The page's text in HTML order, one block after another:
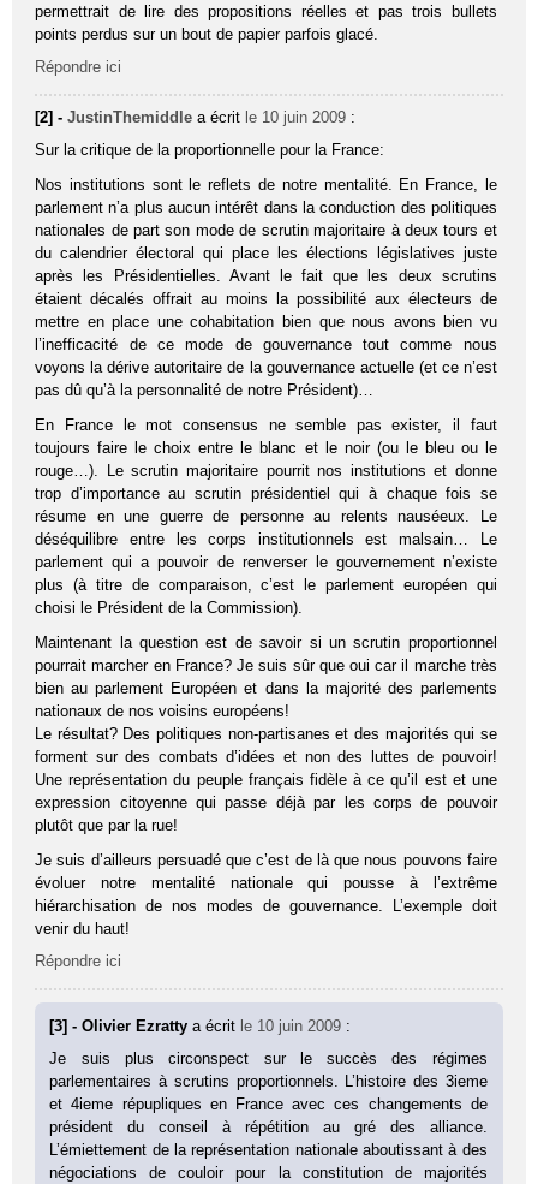
permettrait de lire des propositions réelles et pas trois bullets
points perdus sur un bout de papier parfois glacé.
Répondre ici
[2] -JustinThemiddle a écrit le 10 juin 2009 :
Sur la critique de la proportionnelle pour la France:
Nos institutions sont le reflets de notre mentalité. En France, le
parlement n’a plus aucun intérêt dans la conduction des politiques
nationales de part son mode de scrutin majoritaire à deux tours et
du calendrier électoral qui place les élections législatives juste
après les Présidentielles. Avant le fait que les deux scrutins
étaient décalés offrait au moins la possibilité aux électeurs de
mettre en place une cohabitation bien que nous avons bien vu
l’inefficacité de ce mode de gouvernance tout comme nous
voyons la dérive autoritaire de la gouvernance actuelle (et ce n’est
pas dû qu’à la personnalité de notre Président)…
En France le mot consensus ne semble pas exister, il faut
toujours faire le choix entre le blanc et le noir (ou le bleu ou le
rouge…). Le scrutin majoritaire pourrit nos institutions et donne
trop d’importance au scrutin présidentiel qui à chaque fois se
résume en une guerre de personne au relents nauséeux. Le
déséquilibre entre les corps institutionnels est malsain… Le
parlement qui a pouvoir de renverser le gouvernement n’existe
plus (à titre de comparaison, c’est le parlement européen qui
choisi le Président de la Commission).
Maintenant la question est de savoir si un scrutin proportionnel
pourrait marcher en France? Je suis sûr que oui car il marche très
bien au parlement Européen et dans la majorité des parlements
nationaux de nos voisins européens!
Le résultat? Des politiques non-partisanes et des majorités qui se
forment sur des combats d’idées et non des luttes de pouvoir!
Une représentation du peuple français fidèle à ce qu’il est et une
expression citoyenne qui passe déjà par les corps de pouvoir
plutôt que par la rue!
Je suis d’ailleurs persuadé que c’est de là que nous pouvons faire
évoluer notre mentalité nationale qui pousse à l’extrême
hiérarchisation de nos modes de gouvernance. L’exemple doit
venir du haut!
Répondre ici
[3] - Olivier Ezrattya écrit le 10 juin 2009 :
Je suis plus circonspect sur le succès des régimes
parlementaires à scrutins proportionnels. L’histoire des 3ieme
et 4ieme répupliques en France avec ces changements de
président du conseil à répétition au gré des alliance.
L’émiettement de la représentation nationale aboutissant à des
négociations de couloir pour la constitution de majorités